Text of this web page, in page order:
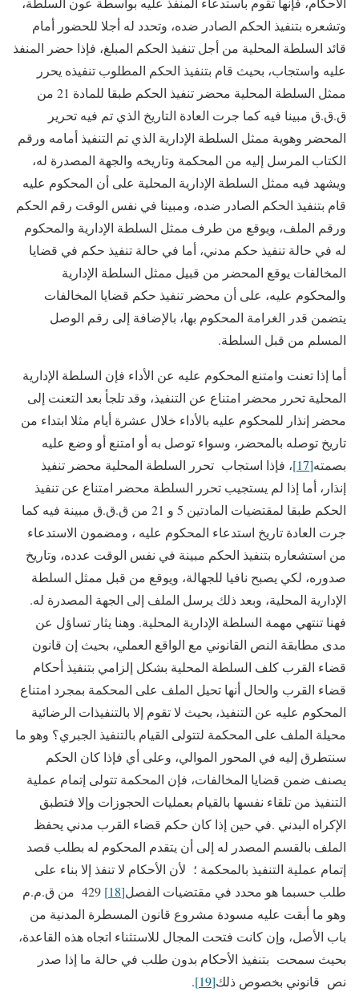
وتشعره بتنفيذ الحكم الصادر ضده، وتحدد له أجلا للحضور أمام
قائد السلطة المحلية من أجل تنفيذ الحكم المبلغ، فإذا حضر المنفذ
عليه واستجاب، بحيث قام بتنفيذ الحكم المطلوب تنفيذه يحرر
ممثل السلطة المحلية محضر تنفيذ الحكم طبقا للمادة 21 من
ق.ق.ق مبينا فيه كما جرت العادة التاريخ الذي تم فيه تحرير
المحضر وهوية ممثل السلطة الإدارية الذي تم التنفيذ أمامه ورقم
الكتاب المرسل إليه من المحكمة وتاريخه والجهة المصدرة له،
ويشهد فيه ممثل السلطة الإدارية المحلية على أن المحكوم عليه
قام بتنفيذ الحكم الصادر ضده، ومبينا في نفس الوقت رقم الحكم
ورقم الملف، ويوقع من طرف ممثل السلطة الإدارية والمحكوم
له في حالة تنفيذ حكم مدني، أما في حالة تنفيذ حكم في قضايا
المخالفات يوقع المحضر من قبيل ممثل السلطة الإدارية
والمحكوم عليه، على أن محضر تنفيذ حكم قضايا المخالفات
يتضمن قدر الغرامة المحكوم بها، بالإضافة إلى رقم الوصل
المسلم من قبل السلطة.
أما إذا تعنت وامتنع المحكوم عليه عن الأداء فإن السلطة الإدارية
المحلية تحرر محضر امتناع عن التنفيذ، وقد تلجأ بعد التعنت إلى
محضر إنذار للمحكوم عليه بالأداء خلال عشرة أيام مثلا ابتداء من
تاريخ توصله بالمحضر، وسواء توصل به أو امتنع أو وضع عليه
بصمته[17]
، فإذا استجاب تحرر السلطة المحلية محضر تنفيذ
إنذار، أما إذا لم يستجيب تحرر السلطة محضر امتناع عن تنفيذ
الحكم طبقا لمقتضيات المادتين 5 و 21 من ق.ق.ق مبينة فيه كما
جرت العادة تاريخ استدعاء المحكوم عليه ، ومضمون الاستدعاء
من استشعاره بتنفيذ الحكم مبينة في نفس الوقت عدده، وتاريخ
صدوره، لكي يصبح نافيا للجهالة، ويوقع من قبل ممثل السلطة
الإدارية المحلية، وبعد ذلك يرسل الملف إلى الجهة المصدرة له.
فهنا تنتهي مهمة السلطة الإدارية المحلية. وهنا يثار تساؤل عن
مدى مطابقة النص القانوني مع الواقع العملي، بحيث إن قانون
قضاء القرب كلف السلطة المحلية بشكل إلزامي بتنفيذ أحكام
قضاء القرب والحال أنها تحيل الملف على المحكمة بمجرد امتناع
المحكوم عليه عن التنفيذ، بحيث لا تقوم إلا بالتنفيذات الرضائية
محيلة الملف على المحكمة لتتولى القيام بالتنفيذ الجبري؟ وهو ما
سنتطرق إليه في المحور الموالي، وعلى أي فإذا كان الحكم
يصنف ضمن قضايا المخالفات، فإن المحكمة تتولى إتمام عملية
التنفيذ من تلقاء نفسها بالقيام بعمليات الحجوزات وإلا فتطبق
الإكراه البدني .في حين إذا كان حكم قضاء القرب مدني يحفظ
الملف بالقسم المصدر له إلى أن يتقدم المحكوم له بطلب قصد
إتمام عملية التنفيذ بالمحكمة ؛ لأن الأحكام لا تنفذ إلا بناء على
طلب حسبما هو محدد في مقتضيات الفصل[18]
429 من ق.م.م
وهو ما أبقت عليه مسودة مشروع قانون المسطرة المدنية من
باب الأصل، وإن كانت فتحت المجال للاستثناء اتجاه هذه القاعدة،
بحيث سمحت بتنفيذ الأحكام بدون طلب في حالة ما إذا صدر
نص قانوني بخصوص ذلك[19]
.